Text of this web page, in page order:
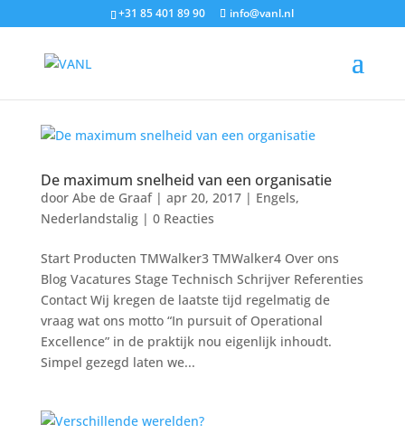
+31 85 401 89 90 info@vanl.nl
De maximum snelheid van een organisatie
door Abe de Graaf| apr 20, 2017| Engels,
Nederlandstalig| 0 Reacties
Start Producten TMWalker3 TMWalker4 Over ons
Blog Vacatures Stage Technisch Schrijver Referenties
Contact Wij kregen de laatste tijd regelmatig de
vraag wat ons motto “In pursuit of Operational
Excellence” in de praktijk nou eigenlijk inhoudt.
Simpel gezegd laten we...